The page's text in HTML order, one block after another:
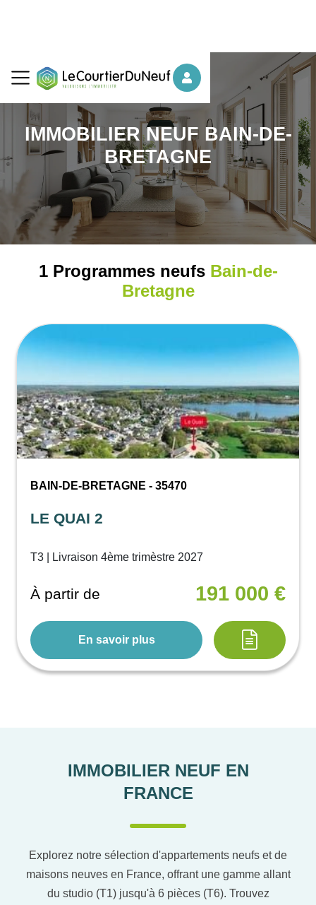
IMMOBILIER NEUF BAIN-DE-
BRETAGNE
1 Programmes neufs Bain-de-
Bretagne
BAIN-DE-BRETAGNE - 35470
LE QUAI 2
T3 | Livraison 4ème trimèstre 2027
À partir de 191 000 €
En savoir plus
IMMOBILIER NEUF EN
FRANCE
Explorez notre sélection d'appartements neufs et de
maisons neuves en France, offrant une gamme allant
du studio (T1) jusqu'à 6 pièces (T6). Trouvez